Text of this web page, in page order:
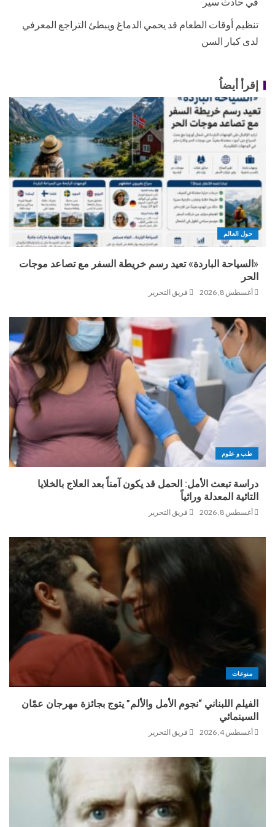
تنظيم أوقات الطعام قد يحمي الدماغ ويبطئ التراجع المعرفي
لدى كبار السن
إقرأ أيضاُ
حول العالم
«السياحة الباردة» تعيد رسم خريطة السفر مع تصاعد موجات
الحر
أغسطس 8, 2026 فريق التحرير
طب و علوم
دراسة تبعث الأمل: الحمل قد يكون آمناً بعد العلاج بالخلايا
التائية المعدلة وراثياً
أغسطس 8, 2026 فريق التحرير
منوعات
الفيلم اللبناني “نجوم الأمل والألم” يتوج بجائزة مهرجان عمّان
السينمائي
أغسطس 4, 2026 فريق التحرير